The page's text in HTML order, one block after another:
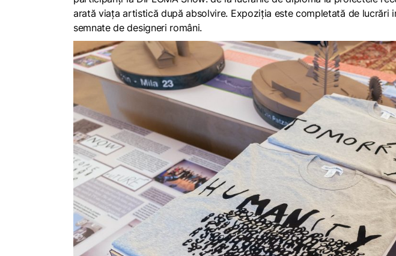
arată viața artistică după absolvire. Expoziția este completată de lucrări
semnate de designeri români.